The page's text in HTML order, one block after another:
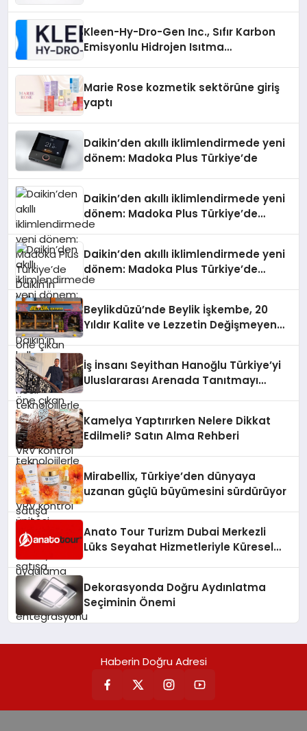
Kleen-Hy-Dro-Gen Inc., Sıfır Karbon
Emisyonlu Hidrojen Isıtma
Marie Rose kozmetik sektörüne giriş
yaptı
Daikin’den akıllı iklimlendirmede yeni
dönem: Madoka Plus Türkiye’de
Daikin’den akıllı iklimlendirmede yeni
dönem: Madoka Plus Türkiye’de
Daikin’in kullanıcı dostu tasarımıyla
teknolojilerle donatılmış son modeli
VRV kontrol ünitesi Madoka Plus
Türkiye’de satışa sunuldu. Tam
dokunmatik ekranı, mobil uygulama
desteği ve akıllı sensör entegrasyonu
sayesinde iklimlendirme sistemlerinin
yönetimini daha kolay, konforlu ve
verimli hale getiriyor. Enerji
verimliliğini artırırken modern yaşam
Daikin’den akıllı iklimlendirmede yeni
dönem: Madoka Plus Türkiye’de
Daikin’in kullanıcı dostu tasarımıyla
teknolojilerle donatılmış son modeli
VRV kontrol ünitesi Madoka Plus
Türkiye’de satışa sunuldu. Tam
dokunmatik ekranı, mobil uygulama
desteği ve akıllı sensör entegrasyonu
sayesinde iklimlendirme sistemlerinin
yönetimini daha kolay, konforlu ve
verimli hale getiriyor. Enerji
verimliliğini artırırken modern yaşam
Beylikdüzü’nde Beylik İşkembe, 20
Yıldır Kalite ve Lezzetin Değişmeyen
İş İnsanı Seyithan Hanoğlu Türkiye’yi
Uluslararası Arenada Tanıtmayı
Kamelya Yaptırırken Nelere Dikkat
Edilmeli? Satın Alma Rehberi
Mirabellix, Türkiye’den dünyaya
uzanan güçlü büyümesini sürdürüyor
Anato Tour Turizm Dubai Merkezli
Lüks Seyahat Hizmetleriyle Küresel
Dekorasyonda Doğru Aydınlatma
Seçiminin Önemi
Haberin Doğru Adresi